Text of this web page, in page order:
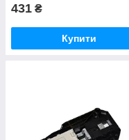
431 ₴
Купити